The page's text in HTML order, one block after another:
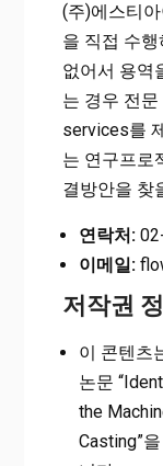
(주)에스티
을 직접 수
없어서 용역
는 경우 전
services를
는 연구프로
결방안을 찾
연락처:
이메일:
저작권
이 콘텐츠
논문
the
Casting”